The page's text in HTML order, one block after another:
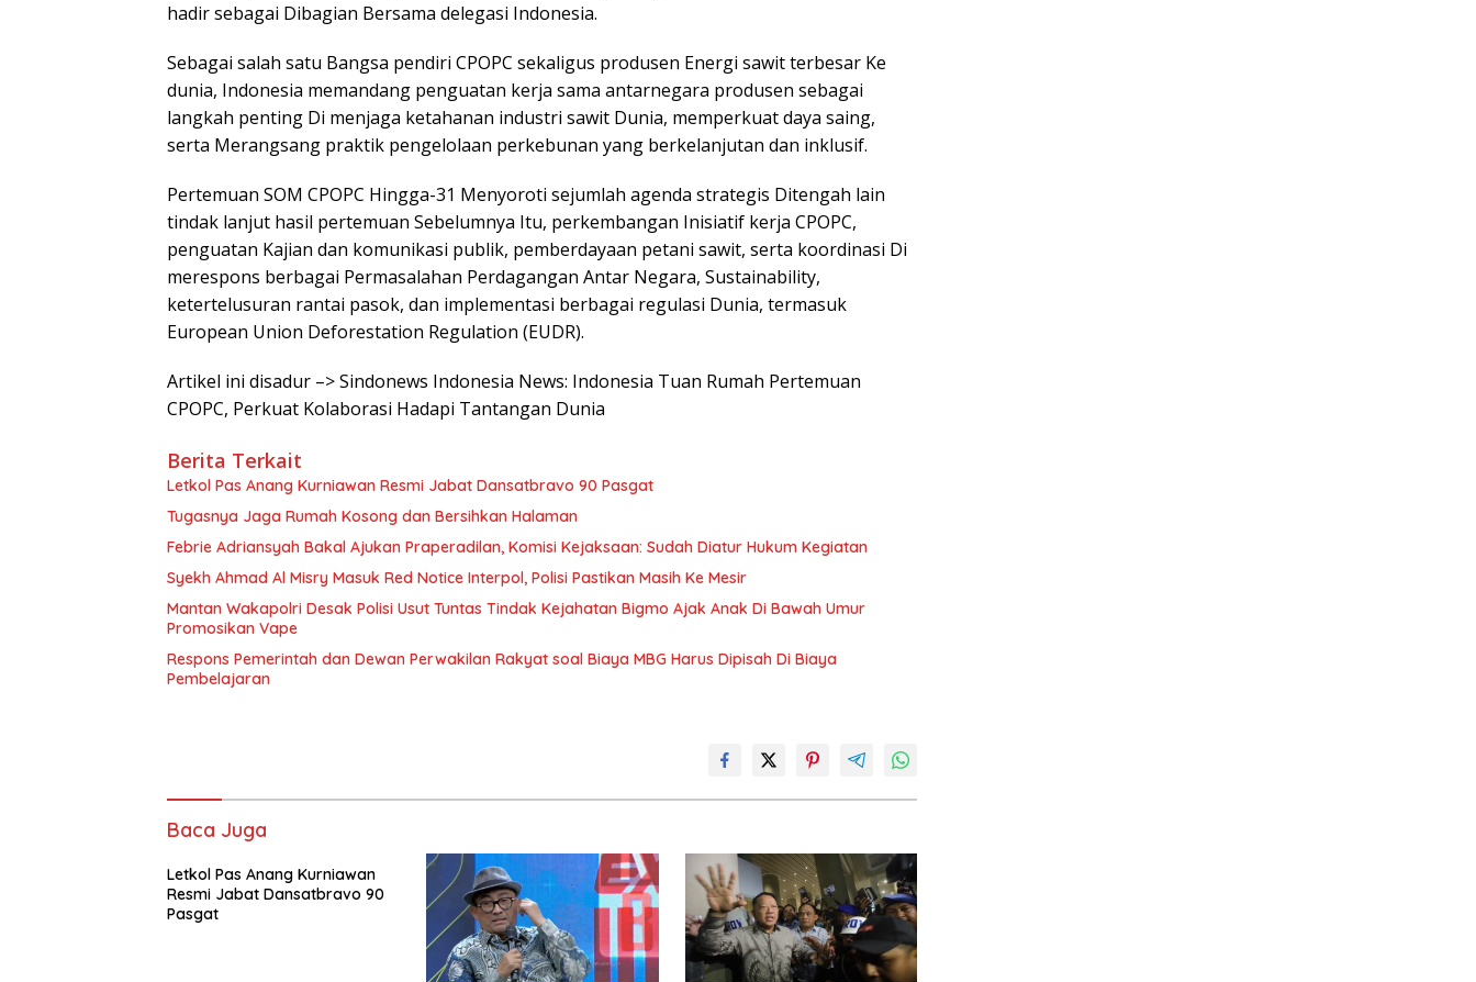
hadir sebagai Dibagian Bersama delegasi Indonesia.
Sebagai salah satu Bangsa pendiri CPOPC sekaligus produsen Energi sawit terbesar Ke
dunia, Indonesia memandang penguatan kerja sama antarnegara produsen sebagai
langkah penting Di menjaga ketahanan industri sawit Dunia, memperkuat daya saing,
serta Merangsang praktik pengelolaan perkebunan yang berkelanjutan dan inklusif.
Pertemuan SOM CPOPC Hingga-31 Menyoroti sejumlah agenda strategis Ditengah lain
tindak lanjut hasil pertemuan Sebelumnya Itu, perkembangan Inisiatif kerja CPOPC,
penguatan Kajian dan komunikasi publik, pemberdayaan petani sawit, serta koordinasi Di
merespons berbagai Permasalahan Perdagangan Antar Negara, Sustainability,
ketertelusuran rantai pasok, dan implementasi berbagai regulasi Dunia, termasuk
European Union Deforestation Regulation (EUDR).
Artikel ini disadur –> Sindonews Indonesia News: Indonesia Tuan Rumah Pertemuan
CPOPC, Perkuat Kolaborasi Hadapi Tantangan Dunia
Berita Terkait
Letkol Pas Anang Kurniawan Resmi Jabat Dansatbravo 90 Pasgat
Tugasnya Jaga Rumah Kosong dan Bersihkan Halaman
Febrie Adriansyah Bakal Ajukan Praperadilan, Komisi Kejaksaan: Sudah Diatur Hukum Kegiatan
Syekh Ahmad Al Misry Masuk Red Notice Interpol, Polisi Pastikan Masih Ke Mesir
Mantan Wakapolri Desak Polisi Usut Tuntas Tindak Kejahatan Bigmo Ajak Anak Di Bawah Umur
Promosikan Vape
Respons Pemerintah dan Dewan Perwakilan Rakyat soal Biaya MBG Harus Dipisah Di Biaya
Pembelajaran
Baca Juga
Letkol Pas Anang Kurniawan
Resmi Jabat Dansatbravo 90
Pasgat